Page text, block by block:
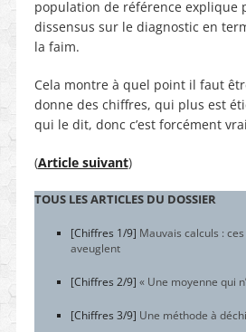
population de référence explique
dissensus sur le diagnostic en
la faim.
Cela montre à quel point il faut
donne des chiffres, qui plus est
qui le dit, donc c’est forcément
(Article suivant)
TOUS LES ARTICLES DU DOSSIER
[Chiffres 1/9] Mauvais calculs :
aveuglent
[Chiffres 2/9] « Une moyenne qui
[Chiffres 3/9] Une méthode à